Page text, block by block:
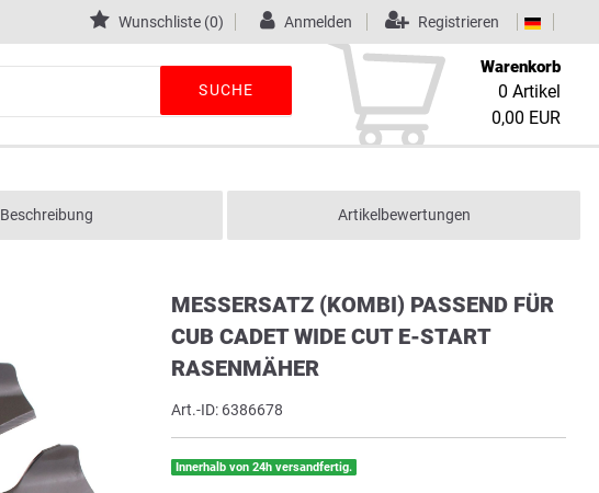
Wunschliste (0) Anmelden Registrieren
SUCHE
Warenkorb
0 Artikel
0,00 EUR
Beschreibung Artikelbewertungen
MESSERSATZ (KOMBI) PASSEND FÜR
CUB CADET WIDE CUT E-START
RASENMÄHER
Art.-ID: 6386678
Innerhalb von 24h versandfertig.